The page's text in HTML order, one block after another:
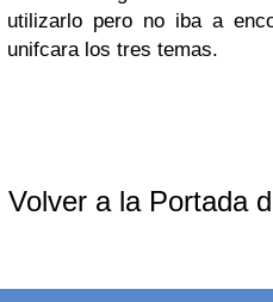
utilizarlo pero no iba a
unifcara los tres temas.
Volver a la Portada